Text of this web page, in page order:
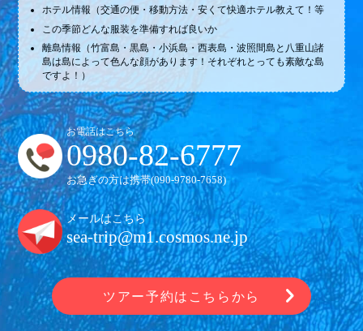
ホテル情報（交通の便・移動方法・安くて快適ホテル教えて！等
この季節どんな服装を準備すれば良いか
離島情報（竹富島・黒島・小浜島・西表島・波照間島と八重山諸
島は島によって色んな顔があります！それぞれとっても素敵な島
ですよ！）
お電話はこちら
0980-82-6777
お急ぎの方は携帯(090-9780-7658)
メールはこちら
sea-trip@m1.cosmos.ne.jp
ツアー予約はこちらから